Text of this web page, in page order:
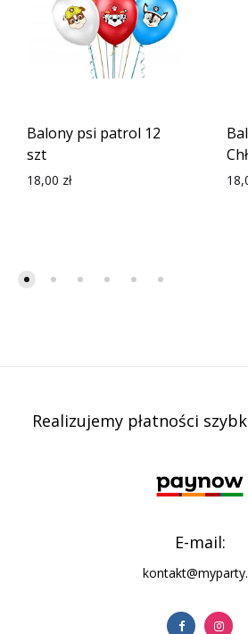
Balony psi patrol 12
szt
18,00 zł
Realizujemy płatności
E-mail: